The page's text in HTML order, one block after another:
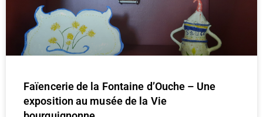
Faïencerie de la Fontaine d’Ouche – Une
exposition au musée de la Vie